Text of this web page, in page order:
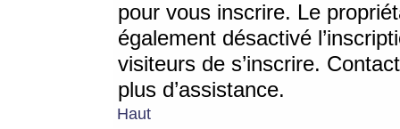
pour vous inscrire. Le
également désactivé
visiteurs de s’inscrire.
plus d’assistance.
Haut